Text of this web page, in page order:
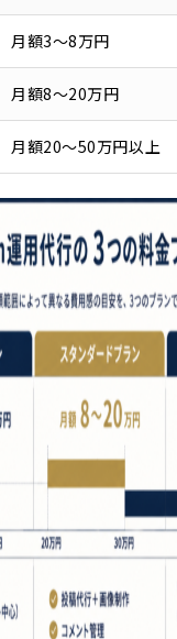
月額3〜8万円
月額8〜20万円
月額20〜50万円以上